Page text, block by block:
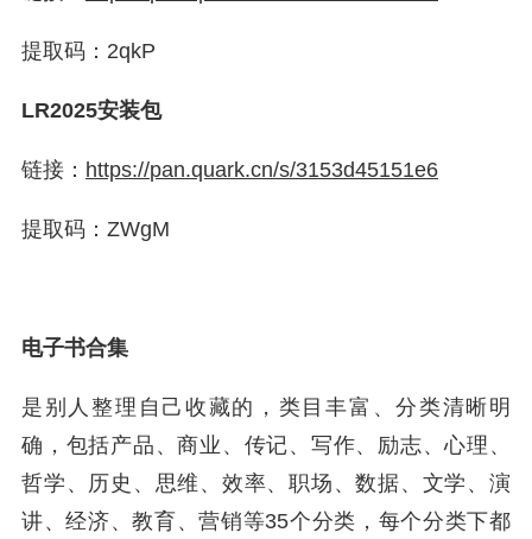
提取码：2qkP
LR2025安装包
链接： https://pan.quark.cn/s/3153d45151e6
提取码：ZWgM
电子书合集
是别人整理自己收藏的，类目丰富、分类清晰明
确，包括产品、商业、传记、写作、励志、心理、
哲学、历史、思维、效率、职场、数据、文学、演
讲、经济、教育、营销等35个分类，每个分类下都